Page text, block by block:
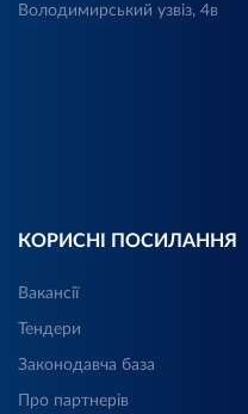
Володимирський узвіз, 4в
КОРИСНІ ПОСИЛАННЯ
Вакансії
Тендери
Законодавча база
Про партнерів